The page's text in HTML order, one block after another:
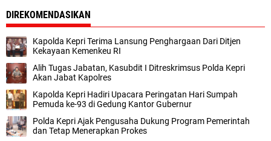
DIREKOMENDASIKAN
Kapolda Kepri Terima Lansung Penghargaan Dari Ditjen
Kekayaan Kemenkeu RI
Alih Tugas Jabatan, Kasubdit I Ditreskrimsus Polda Kepri
Akan Jabat Kapolres
Kapolda Kepri Hadiri Upacara Peringatan Hari Sumpah
Pemuda ke-93 di Gedung Kantor Gubernur
Polda Kepri Ajak Pengusaha Dukung Program Pemerintah
dan Tetap Menerapkan Prokes